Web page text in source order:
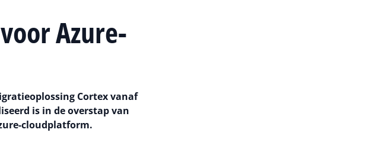
Azure-
Cortex vanaf
is in de overstap van
cloudplatform.